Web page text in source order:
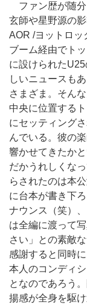
ファン歴が随分
玄師や星野源の
AOR /ヨットロッ
ブーム経由でト
に設けられた
しいニュースも
さまざま。そん
中央に位置する
にセッティング
んでいる。彼の
響かせてきたか
だかうれしくな
らされたのは本
に台本が書き下
ナウンス（笑）
は全編に渡って
さい」との素敵
感謝すると同時
本人のコンディ
となのであろう
揚感が全身を駆